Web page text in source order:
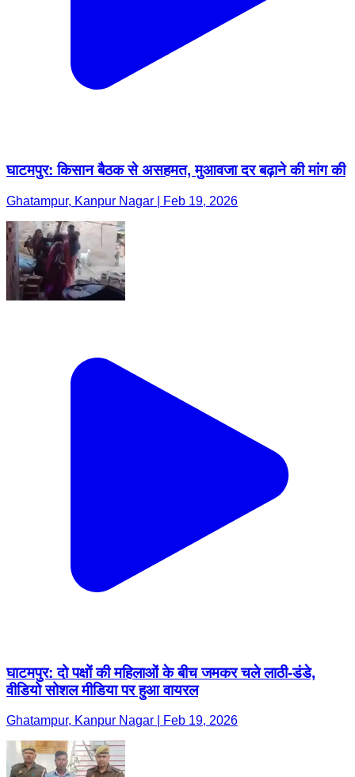
घाटमपुर: किसान बैठक से असहमत, मुआवजा दर बढ़ाने की मांग की
Ghatampur, Kanpur Nagar | Feb 19, 2026
घाटमपुर: दो पक्षों की महिलाओं के बीच जमकर चले लाठी-डंडे,
वीडियो सोशल मीडिया पर हुआ वायरल
Ghatampur, Kanpur Nagar | Feb 19, 2026